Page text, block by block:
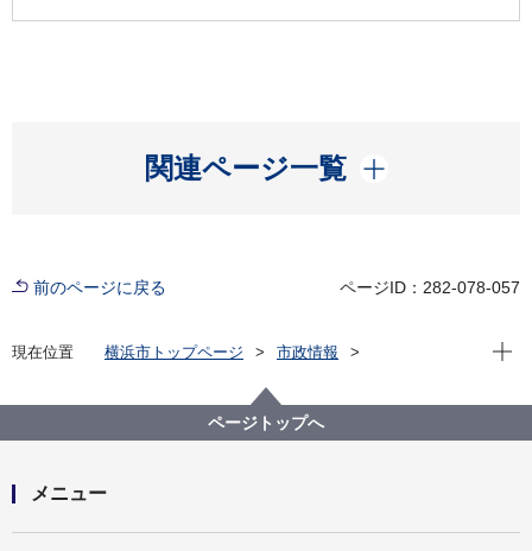
関連ページ一覧
開く
前のページに戻る ページID：282-078-057
現在位置 横浜市トップページ
市政情報
脱炭素・ＧＲＥＥＮ×ＥＸＰＯ推進局の紹介
脱炭素・ＧＲＥＥＮ×ＥＸＰＯ推進局の組織と業務
脱炭素・GREEN×EXPO推進局 戦略企画課
現在
ページトップへ
メニュー